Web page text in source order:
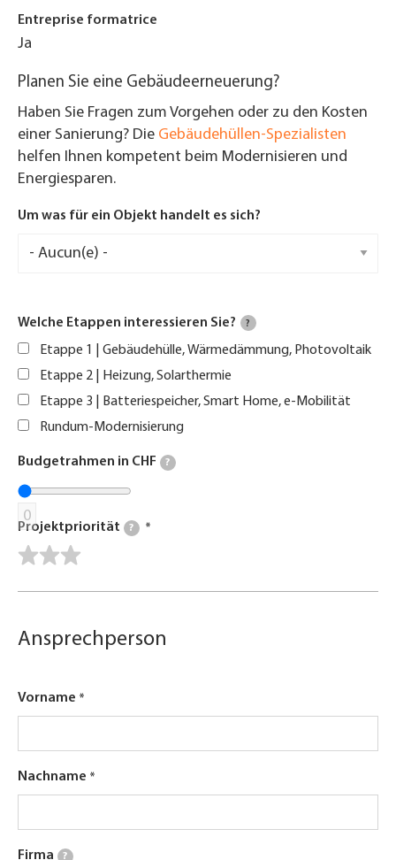
Entreprise formatrice
Ja
Planen Sie eine Gebäudeerneuerung?
Haben Sie Fragen zum Vorgehen oder zu den Kosten
einer Sanierung? Die Gebäudehüllen-Spezialisten
helfen Ihnen kompetent beim Modernisieren und
Energiesparen.
Um was für ein Objekt handelt es sich?
Welche Etappen interessieren Sie? ?
Etappe 1 | Gebäudehülle, Wärmedämmung, Photovoltaik
Etappe 2 | Heizung, Solarthermie
Etappe 3 | Batteriespeicher, Smart Home, e-Mobilität
Rundum-Modernisierung
Budgetrahmen in CHF ?
0
Projektpriorität ?
Ansprechperson
Vorname
Nachname
Firma ?